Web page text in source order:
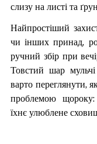
слизу на листі та
Найпростіший
чи інших принад,
ручний збір при
Товстий шар
варто переглянути,
проблемою
їхнє улюблене